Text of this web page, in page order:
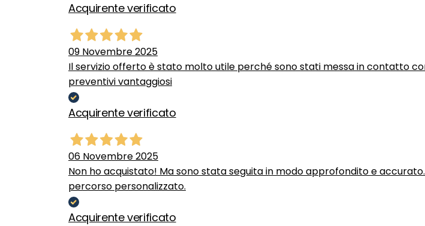
Acquirente verificato
09 Novembre 2025
Il servizio offerto è stato molto utile perché sono stati messa in contatto
preventivi vantaggiosi
Acquirente verificato
06 Novembre 2025
Non ho acquistato! Ma sono stata seguita in modo approfondito e
percorso personalizzato.
Acquirente verificato